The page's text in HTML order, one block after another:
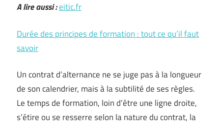
A lire aussi :eitic.fr
Durée des principes de formation : tout ce qu’il faut
savoir
Un contrat d’alternance ne se juge pas à la longueur
de son calendrier, mais à la subtilité de ses règles.
Le temps de formation, loin d’être une ligne droite,
s’étire ou se resserre selon la nature du contrat, la